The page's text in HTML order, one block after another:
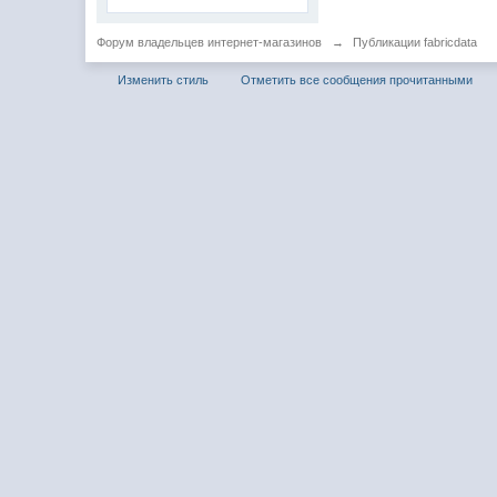
Форум владельцев интернет-магазинов → Публикации fabricdata
Изменить стиль Отметить все сообщения прочитанными